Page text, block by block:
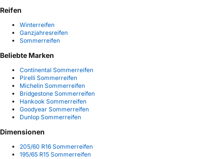
Reifen
Winterreifen
Ganzjahresreifen
Sommerreifen
Beliebte Marken
Continental Sommerreifen
Pirelli Sommerreifen
Michelin Sommerreifen
Bridgestone Sommerreifen
Hankook Sommerreifen
Goodyear Sommerreifen
Dunlop Sommerreifen
Dimensionen
205/60 R16 Sommerreifen
195/65 R15 Sommerreifen